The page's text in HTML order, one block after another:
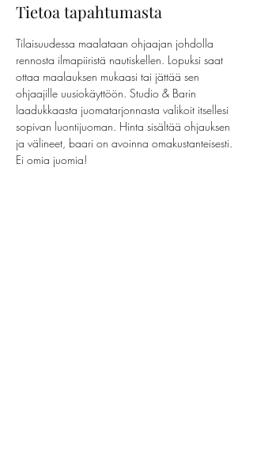
Tietoa tapahtumasta
Tilaisuudessa maalataan ohjaajan johdolla
rennosta ilmapiiristä nautiskellen. Lopuksi saat
ottaa maalauksen mukaasi tai jättää sen
ohjaajille uusiokäyttöön. Studio & Barin
laadukkaasta juomatarjonnasta valikoit itsellesi
sopivan luontijuoman. Hinta sisältää ohjauksen
ja välineet, baari on avoinna omakustanteisesti.
Ei omia juomia!